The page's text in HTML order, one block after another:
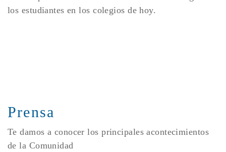
los estudiantes en los colegios de hoy.
Prensa
Te damos a conocer los principales acontecimientos
de la Comunidad